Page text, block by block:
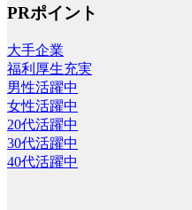
PRポイント
大手企業
福利厚生充実
男性活躍中
女性活躍中
20代活躍中
30代活躍中
40代活躍中